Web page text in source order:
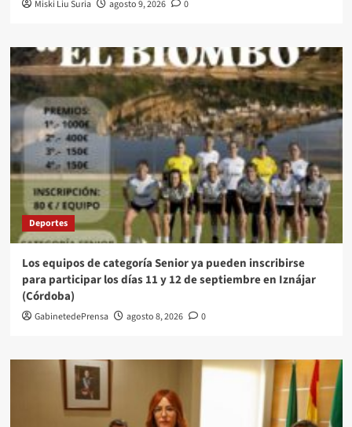
Miski Liu Suria agosto 9, 2026 0
Deportes
Los equipos de categoría Senior ya pueden inscribirse
para participar los días 11 y 12 de septiembre en Iznájar
(Córdoba)
GabinetedePrensa agosto 8, 2026 0